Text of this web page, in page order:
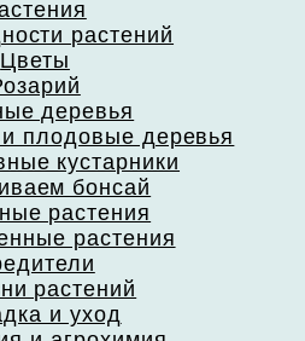
растений
Цветы
деревья
плодовые деревья
кустарники
бонсай
растения
растения
растений
и уход